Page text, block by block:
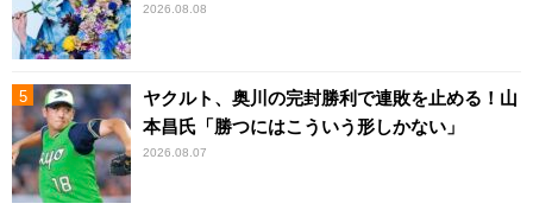
2026.08.08
ヤクルト、奥川の完封勝利で連敗を止める！山
本昌氏「勝つにはこういう形しかない」
2026.08.07